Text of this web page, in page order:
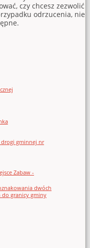
gminnej nr
Zabaw -
dwóch
granicy gminy
czy chcesz zezwolić
odrzucenia, nie